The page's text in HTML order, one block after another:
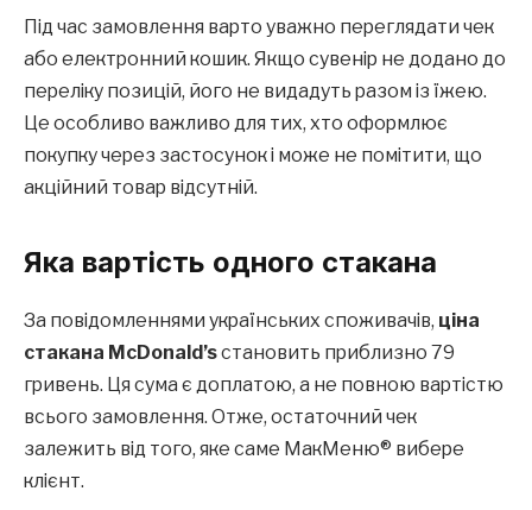
Під час замовлення варто уважно переглядати чек
або електронний кошик. Якщо сувенір не додано до
переліку позицій, його не видадуть разом із їжею.
Це особливо важливо для тих, хто оформлює
покупку через застосунок і може не помітити, що
акційний товар відсутній.
Яка вартість одного стакана
За повідомленнями українських споживачів, ціна
стакана McDonald’sстановить приблизно 79
гривень. Ця сума є доплатою, а не повною вартістю
всього замовлення. Отже, остаточний чек
залежить від того, яке саме МакМеню® вибере
клієнт.